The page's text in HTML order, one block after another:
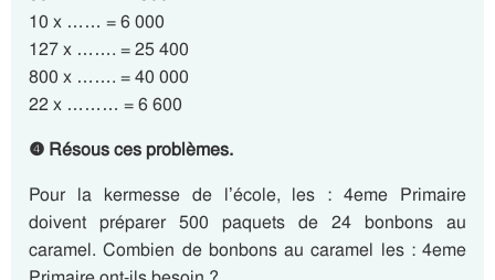
10 x …… = 6 000
127 x ……. = 25 400
800 x ……. = 40 000
22 x ……… = 6 600
❹ Résous ces problèmes.
Pour la kermesse de l’école, les : 4eme Primaire
doivent préparer 500 paquets de 24 bonbons au
caramel. Combien de bonbons au caramel les : 4eme